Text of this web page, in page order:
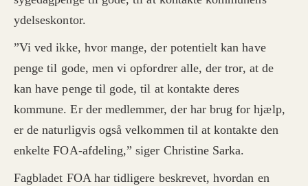
ydelseskontor.
”Vi ved ikke, hvor mange, der potentielt kan have
penge til gode, men vi opfordrer alle, der tror, at de
kan have penge til gode, til at kontakte deres
kommune. Er der medlemmer, der har brug for hjælp,
er de naturligvis også velkommen til at kontakte den
enkelte FOA-afdeling,” siger Christine Sarka.
Fagbladet FOA har tidligere beskrevet, hvordan en